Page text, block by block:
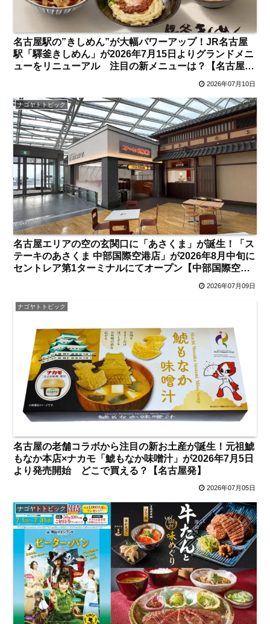
名古屋駅の”きしめん”が大幅パワーアップ！JR名古屋
駅「驛釜きしめん」が2026年7月15日よりグランドメニ
ューをリニューアル 注目の新メニューは？【名古屋
2026年07月10日
ナゴヤトトピック
名古屋エリアの空の玄関口に「あさくま」が誕生！「ス
テーキのあさくま 中部国際空港店」が2026年8月中旬に
セントレア第1ターミナルにてオープン【中部国際空
2026年07月09日
ナゴヤトトピック
名古屋の老舗コラボから注目の新お土産が誕生！元祖鯱
もなか本店×ナカモ「鯱もなか味噌汁」が2026年7月5日
より発売開始 どこで買える？【名古屋発】
2026年07月05日
ナゴヤトトピック